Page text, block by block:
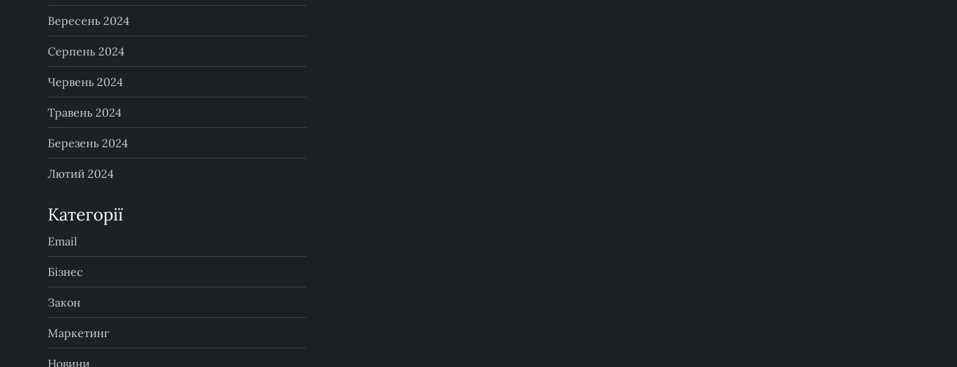
Вересень 2024
Серпень 2024
Червень 2024
Травень 2024
Березень 2024
Лютий 2024
Категорії
Email
Бізнес
Закон
Маркетинг
Новини